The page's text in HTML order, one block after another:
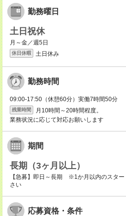
勤務曜日
土日祝休
月～金／週5日
休日休暇 土日休み
勤務時間
09:00-17:50（休憩60分）実働7時間50分
残業時間
月10時間～20時間程度。
業務状況に応じて対応お願いします
期間
長期（3ヶ月以上）
【急募】即日～長期 ※1か月以内のスター
さい
応募資格・条件